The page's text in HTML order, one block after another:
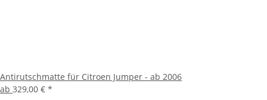
Antirutschmatte für Citroen Jumper - ab 2006
ab 329,00 € *